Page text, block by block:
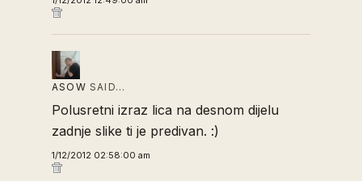
ASOW SAID…
Polusretni izraz lica na desnom dijelu
zadnje slike ti je predivan. :)
1/12/2012 02:58:00 am